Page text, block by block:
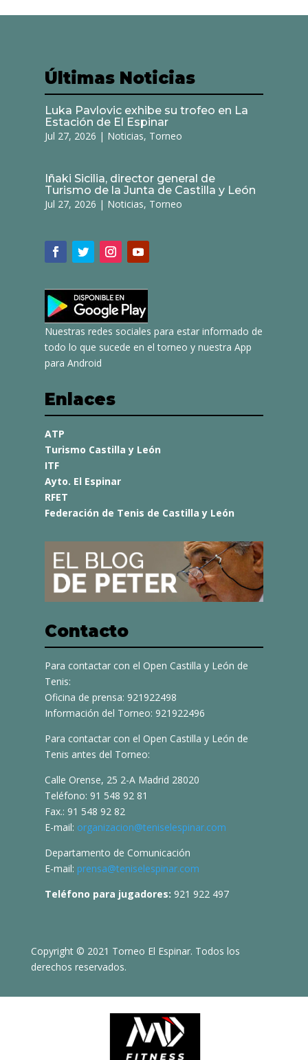
Últimas Noticias
Luka Pavlovic exhibe su trofeo en La
Estación de El Espinar
Jul 27, 2026 | Noticias, Torneo
Iñaki Sicilia, director general de
Turismo de la Junta de Castilla y León
Jul 27, 2026 | Noticias, Torneo
Nuestras redes sociales para estar informado de
todo lo que sucede en el torneo y nuestra App
para Android
Enlaces
ATP
Turismo Castilla y León
ITF
Ayto. El Espinar
RFET
Federación de Tenis de Castilla y León
Contacto
Para contactar con el Open Castilla y León de
Tenis:
Oficina de prensa: 921922498
Información del Torneo: 921922496
Para contactar con el Open Castilla y León de
Tenis antes del Torneo:
Calle Orense, 25 2-A Madrid 28020
Teléfono: 91 548 92 81
Fax.: 91 548 92 82
E-mail: organizacion@teniselespinar.com
Departamento de Comunicación
E-mail: prensa@teniselespinar.com
Teléfono para jugadores: 921 922 497
Copyright © 2021 Torneo El Espinar. Todos los
derechos reservados.